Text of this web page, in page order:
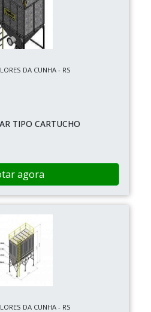
DA CUNHA - RS
TIPO CARTUCHO
agora
DA CUNHA - RS